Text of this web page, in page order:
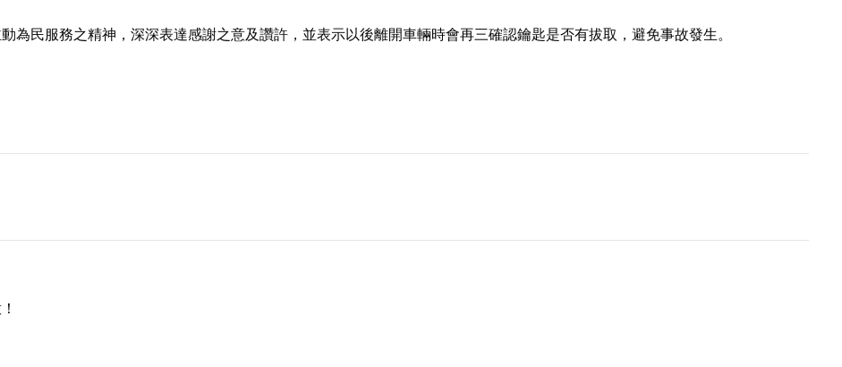
為民服務之精神，深深表達感謝之意及讚許，並表示以後離開車輛時會再三確認鑰匙是否有拔取，避免事故發生。